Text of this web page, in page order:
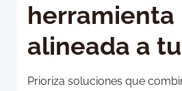
herramienta
alineada a
Prioriza soluciones que